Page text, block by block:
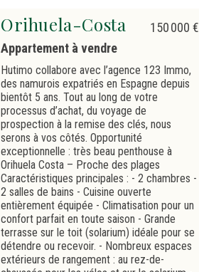
Orihuela-Costa
150 000 €
Appartement à vendre
Hutimo collabore avec l’agence 123 Immo,
des namurois expatriés en Espagne depuis
bientôt 5 ans. Tout au long de votre
processus d’achat, du voyage de
prospection à la remise des clés, nous
serons à vos côtés. Opportunité
exceptionnelle : très beau penthouse à
Orihuela Costa – Proche des plages
Caractéristiques principales : - 2 chambres -
2 salles de bains - Cuisine ouverte
entièrement équipée - Climatisation pour un
confort parfait en toute saison - Grande
terrasse sur le toit (solarium) idéale pour se
détendre ou recevoir. - Nombreux espaces
extérieurs de rangement : au rez-de-